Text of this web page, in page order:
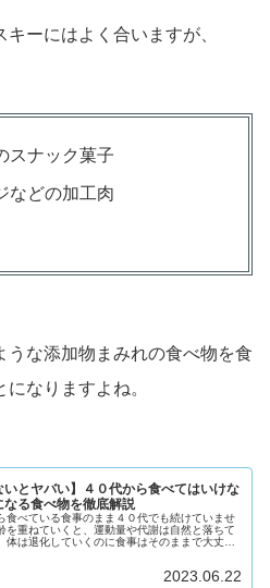
ーにはよく合いますが、
スナック菓子
などの加工肉
うな添加物まみれの食べ物を食
なりますよね。
いとヤバい】４０代から食べてはいけな
なる食べ物を徹底解説
食べている食事のまま４０代でも続けていませ
を重ねていくと、運動量や代謝は自然と落ちて
体は退化していくのに食事はそのままで大丈夫
2023.06.22